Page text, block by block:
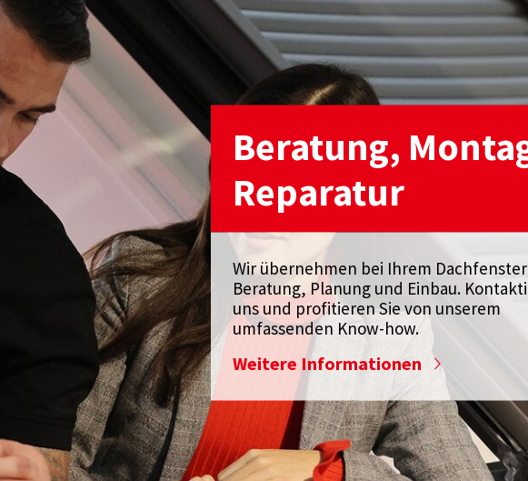
Beratung,
Reparatur
Wir übernehmen bei Ihrem
Beratung, Planung und Einbau.
uns und profitieren Sie von unserem
umfassenden Know-how.
Weitere Informationen